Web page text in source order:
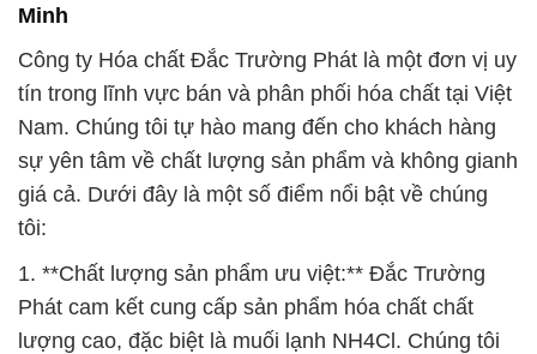
sự yên tâm về chất lượng sản phẩm và không gianh
giá cả. Dưới đây là một số điểm nổi bật về chúng
tôi:
1. **Chất lượng sản phẩm ưu việt:** Đắc Trường
Phát cam kết cung cấp sản phẩm hóa chất chất
lượng cao, đặc biệt là muối lạnh NH4Cl. Chúng tôi
hiểu rằng chất lượng sản phẩm là yếu tố quan trọng
đối với khách hàng và ngành công nghiệp hóa chất.
2. **Phục vụ toàn diện:** Chúng tôi không chỉ đơn
thuần là một địa điểm mua hóa chất mà còn là đối